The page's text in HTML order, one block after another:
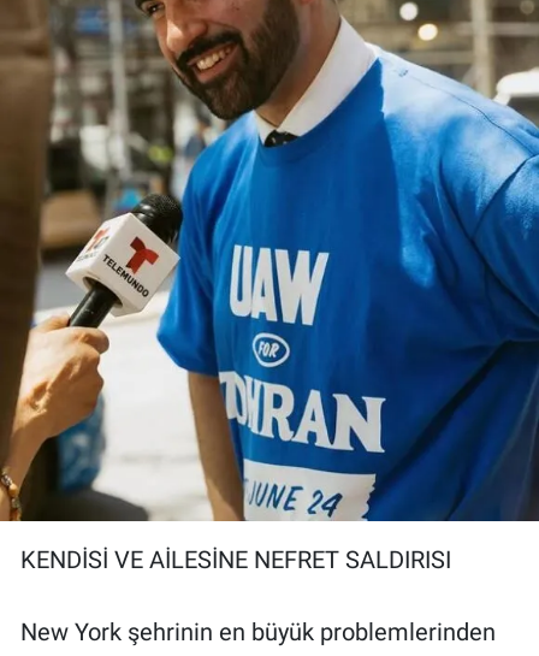
KENDİSİ VE AİLESİNE NEFRET SALDIRISI
New York şehrinin en büyük problemlerinden